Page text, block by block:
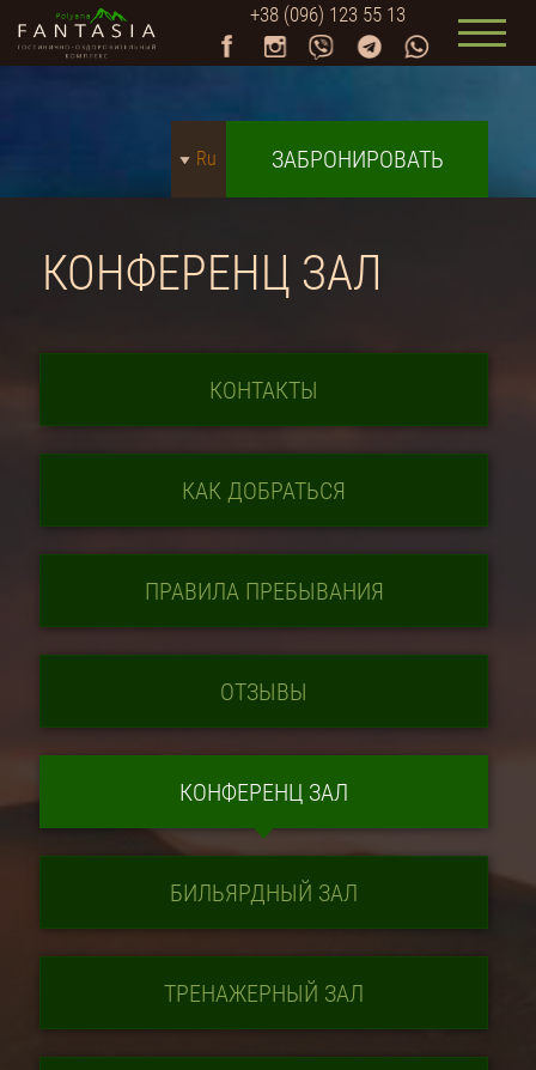
+38 (096) 123 55 13
Ru ЗАБРОНИРОВАТЬ
КОНФЕРЕНЦ ЗАЛ
КОНТАКТЫ
КАК ДОБРАТЬСЯ
ПРАВИЛА ПРЕБЫВАНИЯ
ОТЗЫВЫ
КОНФЕРЕНЦ ЗАЛ
БИЛЬЯРДНЫЙ ЗАЛ
ТРЕНАЖЕРНЫЙ ЗАЛ